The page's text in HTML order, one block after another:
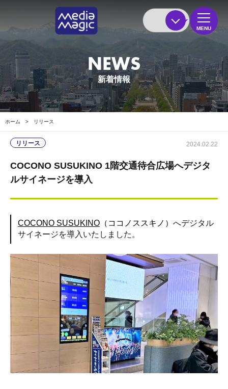
MENU
NEWS
新着情報
ホーム > リリース
リリース 2024.02.22
COCONO SUSUKINO 1階交通待合広場へデジタ
ルサイネージを導入
COCONO SUSUKINO（ココノススキノ） へデジタル
サイネージを導入いたしました。